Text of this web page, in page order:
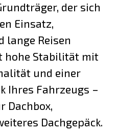
der sich
Einsatz,
lange Reisen
hohe Stabilität mit
und einer
Ihres Fahrzeugs –
Dachbox,
Dachgepäck.